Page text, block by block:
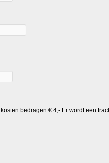
bedragen € 4,- Er wordt een